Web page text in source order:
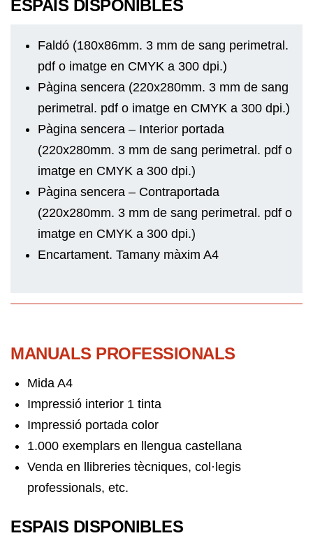
ESPAIS DISPONIBLES
Faldó (180x86mm. 3 mm de sang perimetral.
pdf o imatge en CMYK a 300 dpi.)
Pàgina sencera (220x280mm. 3 mm de sang
perimetral. pdf o imatge en CMYK a 300 dpi.)
Pàgina sencera – Interior portada
(220x280mm. 3 mm de sang perimetral. pdf o
imatge en CMYK a 300 dpi.)
Pàgina sencera – Contraportada
(220x280mm. 3 mm de sang perimetral. pdf o
imatge en CMYK a 300 dpi.)
Encartament. Tamany màxim A4
MANUALS PROFESSIONALS
Mida A4
Impressió interior 1 tinta
Impressió portada color
1.000 exemplars en llengua castellana
Venda en llibreries tècniques, col·legis
professionals, etc.
ESPAIS DISPONIBLES